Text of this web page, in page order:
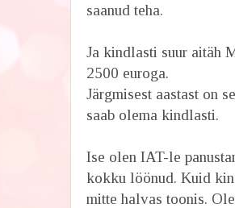
saanud teha.
Ja kindlasti suur aitäh
2500 euroga.
Järgmisest aastast on
saab olema kindlasti.
Ise olen IAT-le
kokku löönud. Kuid
mitte halvas toonis.